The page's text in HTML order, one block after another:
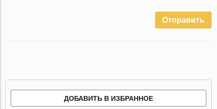
Отправить
ДОБАВИТЬ В ИЗБРАННОЕ